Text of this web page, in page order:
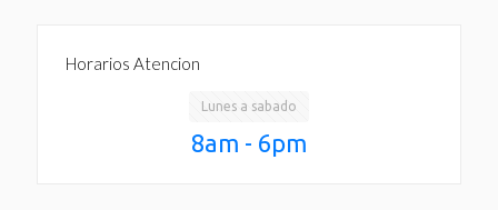
Horarios Atencion
Lunes a sabado
8am - 6pm